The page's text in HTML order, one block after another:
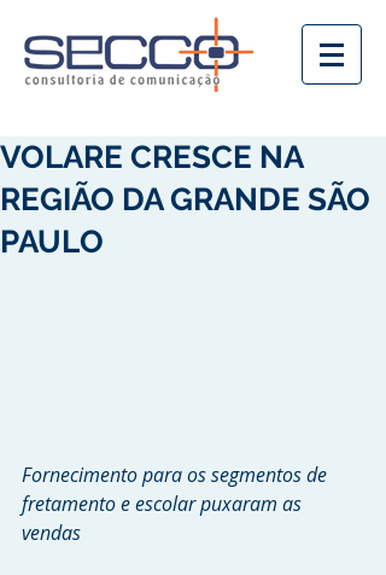
VOLARE CRESCE NA
REGIÃO DA GRANDE SÃO
PAULO
Fornecimento para os segmentos de
fretamento e escolar puxaram as
vendas